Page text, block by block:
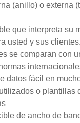
(anillo) o externa
que interpreta su
usted y sus clientes.
se comparan con
datos fácil en
o plantillas
de ancho de